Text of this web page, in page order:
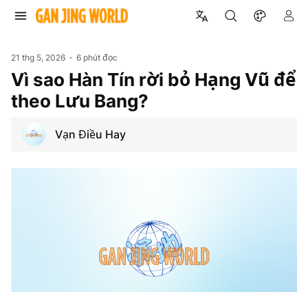
21 thg 5, 2026 6 phút đọc
Vì sao Hàn Tín rời bỏ Hạng Vũ để
theo Lưu Bang?
Vạn Điều Hay